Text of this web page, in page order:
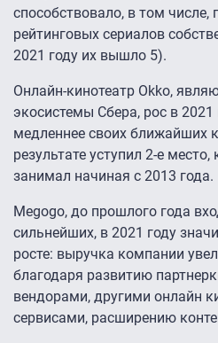
способствовало, в том числе,
рейтинговых сериалов
2021 году их вышло 5).
Онлайн-кинотеатр Okko,
экосистемы Сбера, рос в 2021
медленнее своих ближайших
результате уступил 2-е
занимал начиная с 2013 года.
Megogo, до прошлого года
сильнейших, в 2021 году
росте: выручка компании
благодаря развитию
вендорами, другими онлайн
сервисами, расширению